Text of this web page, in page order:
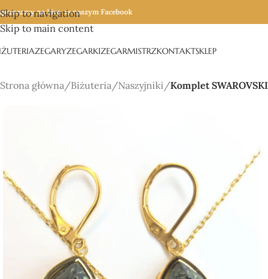
Skip to navigation
Skip to main content
na Live na naszym Facebook
ZEGARYZEGARKIZEGARMISTRZKONTAKTSKLEP
Strona główna/Biżuteria/Naszyjniki /Komplet SWAROVSKI